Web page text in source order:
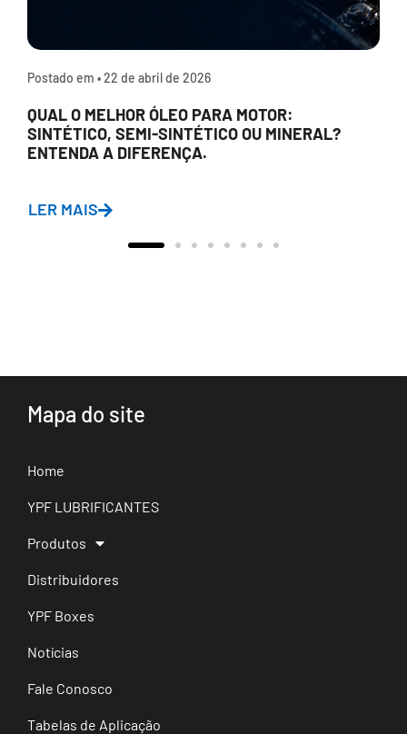
Postado em •22 de abril de 2026
QUAL O MELHOR ÓLEO PARA MOTOR:
SINTÉTICO, SEMI-SINTÉTICO OU MINERAL?
ENTENDA A DIFERENÇA.
LER MAIS
Mapa do site
Home
YPF LUBRIFICANTES
Produtos
Distribuidores
YPF Boxes
Notícias
Fale Conosco
Tabelas de Aplicação